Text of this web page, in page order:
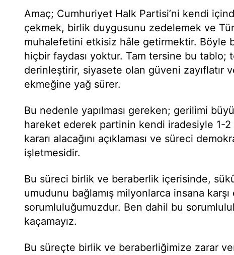
Amaç; Cumhuriyet Halk Partisi’ni kendi
çekmek, birlik duygusunu zedelemek ve
muhalefetini etkisiz hâle getirmektir. Böyle
hiçbir faydası yoktur. Tam tersine bu tablo;
derinleştirir, siyasete olan güveni zayıflatır
ekmeğine yağ sürer.
Bu nedenle yapılması gereken; gerilimi
hareket ederek partinin kendi iradesiyle 1-
kararı alacağını açıklaması ve süreci
işletmesidir.
Bu süreci birlik ve beraberlik içerisinde,
umudunu bağlamış milyonlarca insana
sorumluluğumuzdur. Ben dahil bu
kaçamayız.
Bu süreçte birlik ve beraberliğimize zarar